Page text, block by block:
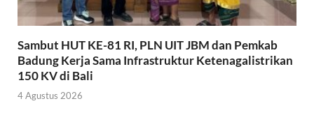
Sambut HUT KE-81 RI, PLN UIT JBM dan Pemkab
Badung Kerja Sama Infrastruktur Ketenagalistrikan
150 KV di Bali
4 Agustus 2026